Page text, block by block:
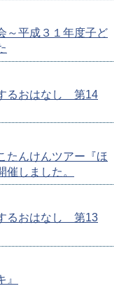
～平成３１年度子ど
るおはなし 第14
たんけんツアー『ほ
しました。
るおはなし 第13